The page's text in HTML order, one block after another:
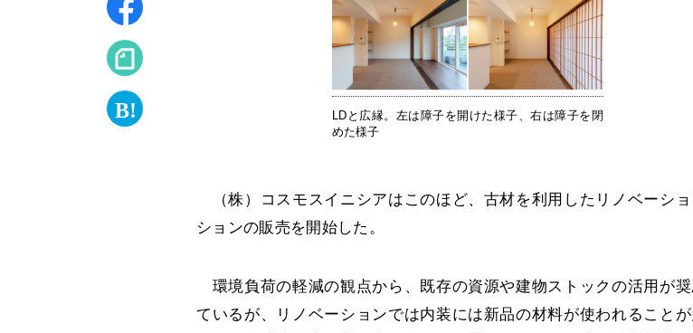
LDと広縁。左は障子を開けた様子、右は障子を閉
めた様子
（株）コスモスイニシアはこのほど、古材を利用したリノベーシ
ションの販売を開始した。
環境負荷の軽減の観点から、既存の資源や建物ストックの活用が
ているが、リノベーションでは内装には新品の材料が使われることが